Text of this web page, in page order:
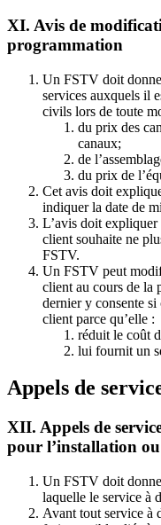
XI. Avis de
programmation
Un FSTV doit
services auxquels il
civils lors de toute
du prix des
canaux;
de
du prix de
Cet avis doit
indiquer la date de
L’avis doit
client souhaite ne
FSTV.
Un FSTV peut
client au cours de la
dernier y consente si
client parce qu’elle :
réduit le coût
lui fournit un
Appels de
XII. Appels de
pour l’installation
Un FSTV doit
laquelle le service à
Avant tout service à